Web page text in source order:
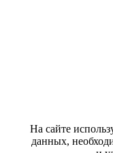
На сайте
данных,